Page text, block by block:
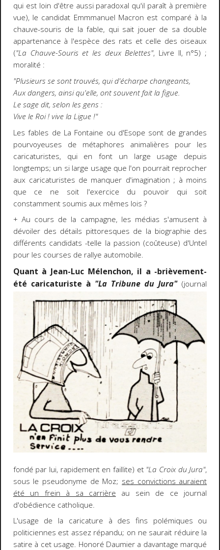
qui est loin d'être aussi paradoxal qu'il paraît à première
vue), le candidat Emmmanuel Macron est comparé à la
chauve-souris de la fable, qui sait jouer de sa double
appartenance à l'espèce des rats et celle des oiseaux
("La Chauve-Souris et les deux Belettes", Livre II, n°5) ;
moralité :
"Plusieurs se sont trouvés, qui d'écharpe changeants,
Aux dangers, ainsi qu'elle, ont souvent fait la figue.
Le sage dit, selon les gens :
Vive le Roi ! vive la Ligue !"
Les fables de La Fontaine ou d'Esope sont de grandes
pourvoyeuses de métaphores animalières pour les
caricaturistes, qui en font un large usage depuis
longtemps; un si large usage que l'on pourrait reprocher
aux caricaturistes de manquer d'imagination ; à moins
que ce ne soit l'exercice du pouvoir qui soit
constamment soumis aux mêmes lois ?
+ Au cours de la campagne, les médias s'amusent à
dévoiler des détails pittoresques de la biographie des
différents candidats -telle la passion (coûteuse) d'Untel
pour les courses de rallye automobile.
Quant à Jean-Luc Mélenchon, il a -brièvement-
été caricaturiste à "La Tribune du Jura"(journal
fondé par lui, rapidement en faillite) et "La Croix du Jura",
sous le pseudonyme de Moz; ses convictions auraient
été un frein à sa carrière au sein de ce journal
d'obédience catholique.
L'usage de la caricature à des fins polémiques ou
politiciennes est assez répandu; on ne saurait réduire la
satire à cet usage. Honoré Daumier a davantage marqué